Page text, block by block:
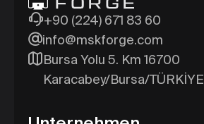
+90 (224) 671 83 60
info@mskforge.com
Bursa Yolu 5. Km 16700
Karacabey/Bursa/TÜRKİYE